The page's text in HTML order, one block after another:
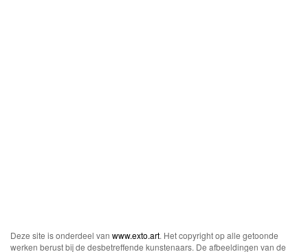
Deze site is onderdeel van www.exto.art. Het copyright op alle getoonde
werken berust bij de desbetreffende kunstenaars. De afbeeldingen van de